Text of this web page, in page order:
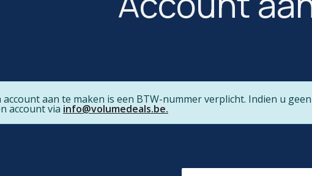
account aan te maken is een BTW-nummer verplicht. Indien u
account via info@volumedeals.be.